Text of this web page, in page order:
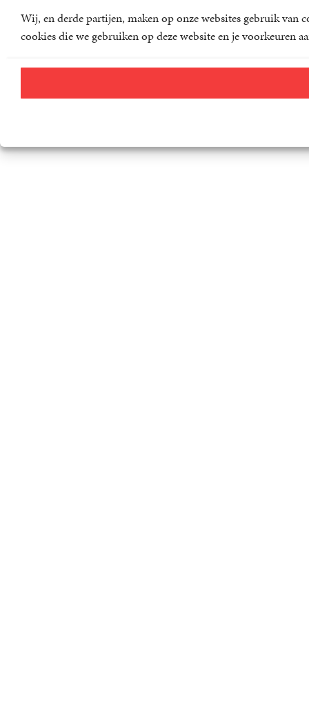
Wij, en derde partijen, maken op onze websites gebruik van
cookies die we gebruiken op deze website en je voorkeuren